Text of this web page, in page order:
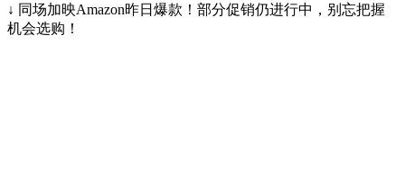
↓ 同场加映Amazon昨日爆款！部分促销仍进行中，别忘把握
机会选购！